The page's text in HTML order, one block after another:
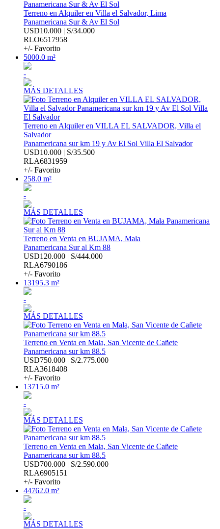
Terreno en Alquiler en Villa el Salvador, Lima
Panamericana Sur & Av El Sol
USD10.000 | S/34.000
RLO6517958
+/- Favorito
5000.0 m²
-
MÁS DETALLES
Terreno en Alquiler en VILLA EL SALVADOR, Villa el
Salvador
Panamericana sur km 19 y Av El Sol Villa El Salvador
USD10.000 | S/35.500
RLA6831959
+/- Favorito
258.0 m²
-
MÁS DETALLES
Terreno en Venta en BUJAMA, Mala
Panamericana Sur al Km 88
USD120.000 | S/444.000
RLA6790186
+/- Favorito
13195.3 m²
-
MÁS DETALLES
Terreno en Venta en Mala, San Vicente de Cañete
Panamericana sur km 88.5
USD750.000 | S/2.775.000
RLA3618408
+/- Favorito
13715.0 m²
-
MÁS DETALLES
Terreno en Venta en Mala, San Vicente de Cañete
Panamericana sur km 88.5
USD700.000 | S/2.590.000
RLA6905151
+/- Favorito
44762.0 m²
-
MÁS DETALLES